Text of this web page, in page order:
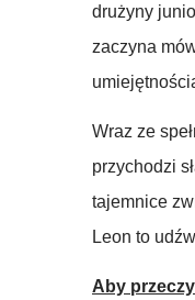
drużyny
zaczyna
Wraz ze
przychodzi
tajemnice
Leon to
Aby